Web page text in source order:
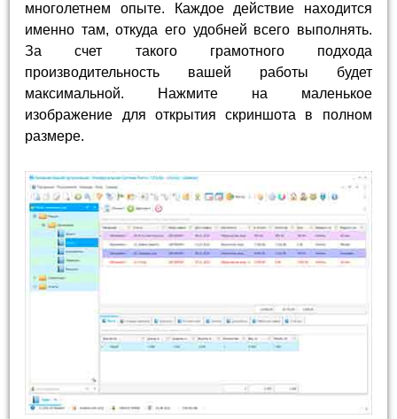
многолетнем опыте. Каждое действие находится
именно там, откуда его удобней всего выполнять.
За счет такого грамотного подхода
производительность вашей работы будет
максимальной. Нажмите на маленькое
изображение для открытия скриншота в полном
размере.